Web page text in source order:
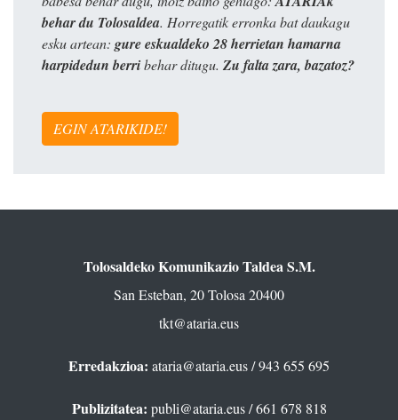
behar du Tolosaldea. Horregatik erronka bat daukagu
esku artean: gure eskualdeko 28 herrietan hamarna
harpidedun berribehar ditugu. Zu falta zara, bazatoz?
EGIN ATARIKIDE!
Tolosaldeko Komunikazio Taldea S.M.
San Esteban, 20 Tolosa 20400
tkt@ataria.eus
Erredakzioa: ataria@ataria.eus/ 943 655 695
Publizitatea: publi@ataria.eus/ 661 678 818